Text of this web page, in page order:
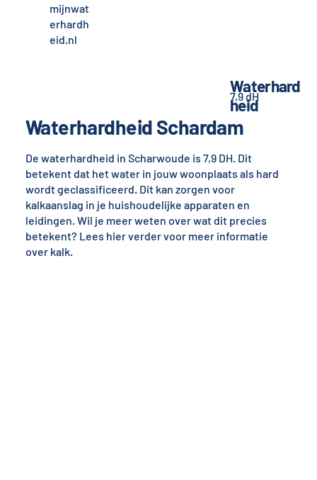
mijnwat
erhardh
eid.nl
Waterhardheid Schardam
De waterhardheid in Scharwoude is 7,9 DH. Dit
betekent dat het water in jouw woonplaats als hard
wordt geclassificeerd. Dit kan zorgen voor
kalkaanslag in je huishoudelijke apparaten en
leidingen. Wil je meer weten over wat dit precies
betekent? Lees hier verder voor meer informatie
over kalk.
Waterhard
heid
7,9 dH